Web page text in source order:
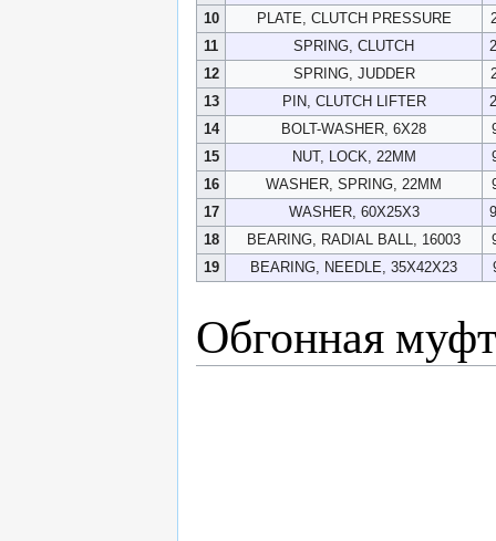
10
PLATE, CLUTCH PRESSURE
11
SPRING, CLUTCH
12
SPRING, JUDDER
13
PIN, CLUTCH LIFTER
14
BOLT-WASHER, 6X28
15
NUT, LOCK, 22MM
16
WASHER, SPRING, 22MM
17
WASHER, 60X25X3
18
BEARING, RADIAL BALL, 16003
19
BEARING, NEEDLE, 35X42X23
Обгонная